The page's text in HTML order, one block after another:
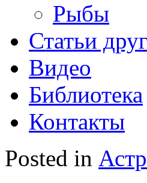
Рыбы
Статьи
Видео
Библиотека
Контакты
Posted in